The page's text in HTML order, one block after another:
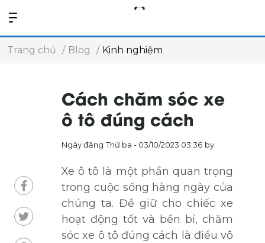
Trang chủ Blog Kinh nghiệm
Cách chăm sóc xe
ô tô đúng cách
Ngày đăng Thứ ba - 03/10/2023 03:36 by
Xe ô tô là một phần quan trọng
trong cuộc sống hàng ngày của
chúng ta. Để giữ cho chiếc xe
hoạt động tốt và bền bỉ, chăm
sóc xe ô tô đúng cách là điều vô